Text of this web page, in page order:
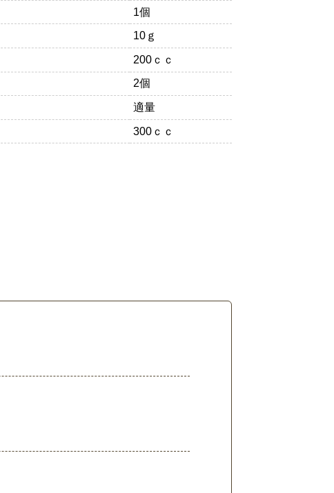
1個
10ｇ
200ｃｃ
2個
適量
300ｃｃ